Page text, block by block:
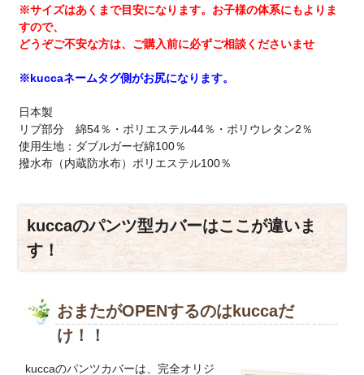
※サイズはあくまで目安になります。お子様の体系にもよりま
すので、
どうぞご不安な方は、ご購入前に必ずご相談くださいませ
※kuccaネームタグ側がお尻になります。
日本製
リブ部分 綿54％・ポリエステル44％・ポリウレタン2％
使用生地：ダブルガーゼ綿100％
撥水布（内蔵防水布）ポリエステル100％
kuccaのパンツ型カバーはここが違いま
す！
おまたがOPENするのはkuccaだ
け！！
kuccaのパンツカバーは、完全オリジ